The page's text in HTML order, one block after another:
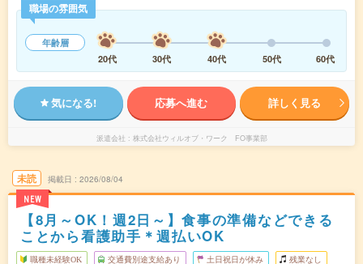
職場の雰囲気
年齢層
20代
30代 40代 50代 60代
気になる! 応募へ進む 詳しく見る
派遣会社 株式会社ウィルオブ・ワーク FO事業部
未読
NEW
掲載日 2026/08/04
【8月～OK！週2日～】食事の準備などできる
ことから看護助手＊週払いOK
職種未経験OK 交通費別途支給あり 土日祝日が休み 残業なし